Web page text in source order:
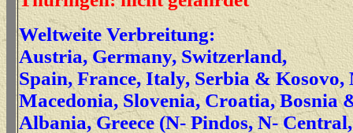
Weltweite Verbreitung:
Austria, Germany, Switzerland,
Spain, France, Italy, Serbia & Kosovo,
Macedonia, Slovenia, Croatia, Bosnia
Albania, Greece (N- Pindos, N-